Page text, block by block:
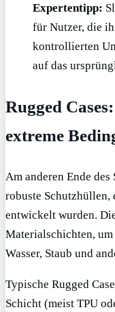
Expertentipp:
für Nutzer, die
kontrollierten
auf das
Rugged
extreme
Am anderen Ende des
robuste Schutzhüllen,
entwickelt wurden.
Materialschichten,
Wasser, Staub und
Typische Rugged
Schicht (meist TPU